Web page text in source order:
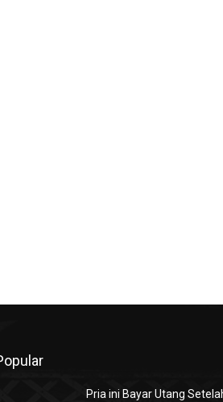
Pria ini Bayar Utang